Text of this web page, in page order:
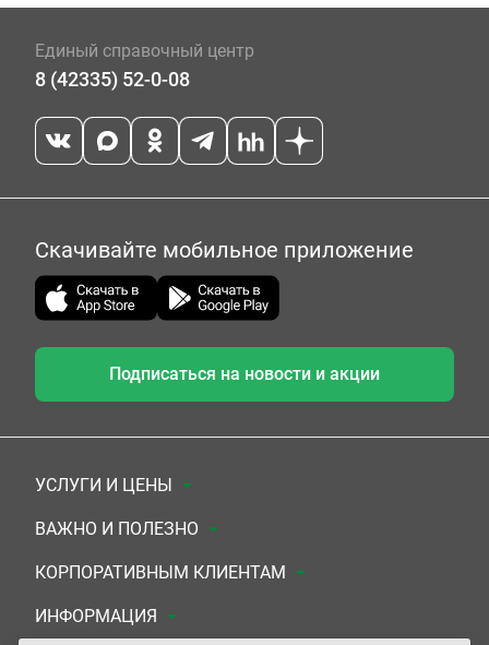
Единый справочный центр
8 (42335) 52-0-08
Скачивайте мобильное приложение
Подписаться на новости и акции
УСЛУГИ И ЦЕНЫ
Анализы
Комплексы
УЗИ
ВАЖНО И ПОЛЕЗНО
Документы для заключения договора
Система скидок
КОРПОРАТИВНЫМ КЛИЕНТАМ
Медицинским организациям
ИНФОРМАЦИЯ